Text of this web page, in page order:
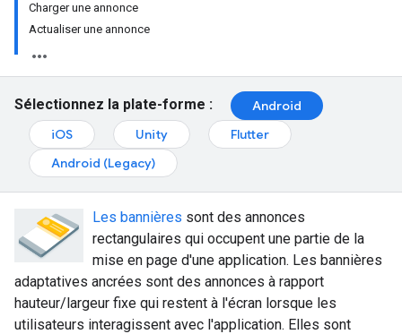
Charger une annonce
Actualiser une annonce
Sélectionnez la plate-forme :
Android
iOS
Unity
Flutter
Android (Legacy)
Les bannières sont des annonces
rectangulaires qui occupent une partie de la
mise en page d'une application. Les bannières
adaptatives ancrées sont des annonces à rapport
hauteur/largeur fixe qui restent à l'écran lorsque les
utilisateurs interagissent avec l'application. Elles sont